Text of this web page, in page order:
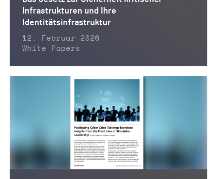
Infrastrukturen und Ihre
Identitätsinfrastruktur
12. Februar 2026
White Papers